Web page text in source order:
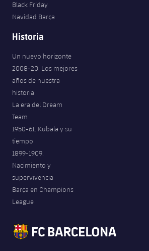
Black Friday
Navidad Barça
Historia
Un nuevo horizonte
2008-20. Los mejores
años de nuestra
historia
La era del Dream
Team
1950-61. Kubala y su
tiempo
1899-1909.
Nacimiento y
supervivencia
Barça en Champions
League